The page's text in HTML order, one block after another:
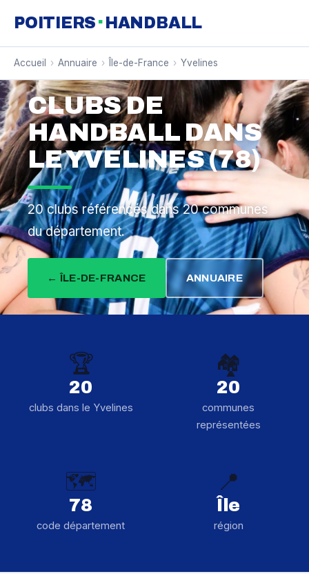
POITIERS · HANDBALL
Accueil › Annuaire › Île-de-France › Yvelines
CLUBS DE
HANDBALL DANS
LE YVELINES (78)
20 clubs référencés dans 20 communes
du département.
← ÎLE-DE-FRANCE ANNUAIRE
🏆
20
clubs dans le Yvelines
🏘️
20
communes
représentées
🗺️
78
code département
📍
Île
région